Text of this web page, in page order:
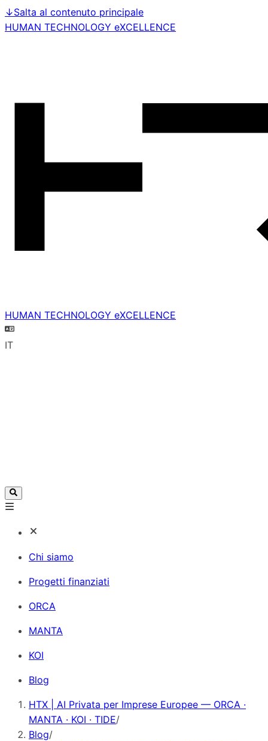
↓Salta al contenuto principale
HUMAN TECHNOLOGY eXCELLENCE
HUMAN TECHNOLOGY eXCELLENCE
IT
Chi siamo
Progetti finanziati
ORCA
MANTA
KOI
Blog
HTX | AI Privata per Imprese Europee — ORCA ·
MANTA · KOI · TIDE/
Blog/